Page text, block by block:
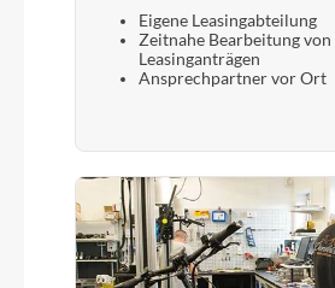
Eigene Leasingabteilung
Zeitnahe Bearbeitung von
Leasinganträgen
Ansprechpartner vor Ort